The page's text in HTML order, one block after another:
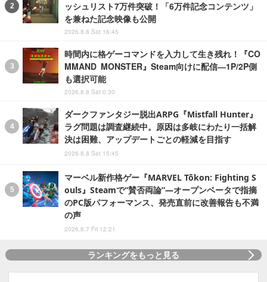
ッシュリスト7万件突破！「6万件記念コンテンツ」
を兼ねた記念映像も公開
2026.8.8 Sat 16:45
時間内に格ゲーコマンドを入力して生き残れ！『CO
MMAND MONSTER』Steam向けに配信―1P/2P側
も選択可能
2026.8.8 Sat 0:30
ダークファンタジー脱出ARPG『Mistfall Hunter』
ラグ問題は調査継続中。原因は多岐にわたり一括解
決は困難、アップデートごとの軽減を目指す
2026.8.8 Sat 15:45
マーベル新作格ゲー『MARVEL Tōkon: Fighting S
ouls』Steamで“賛否両論”―オープンベータで指摘
のPC版パフォーマンス、発売直前に改善報告も不満
の声
2026.8.7 Fri 12:21
ランキングをもっと見る